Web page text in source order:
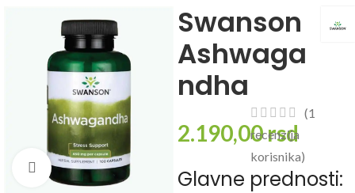
Click to enlarge
Swanson
Ashwaga
ndha
2.190,00rsd
(1
recenzija
korisnika)
Glavne prednosti: